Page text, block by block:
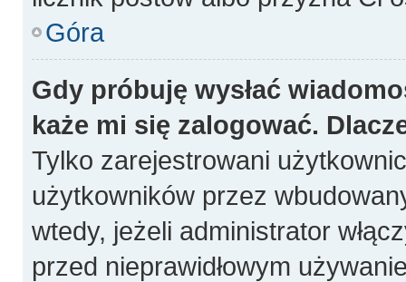
Góra
Gdy próbuję wysłać
każe mi się zalogować.
Tylko zarejestrowani
użytkowników przez
wtedy, jeżeli administrator
przed nieprawidłowym